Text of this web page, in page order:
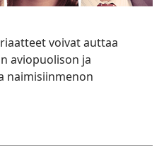
voivat auttaa
aviopuolison ja
naimisiinmenon